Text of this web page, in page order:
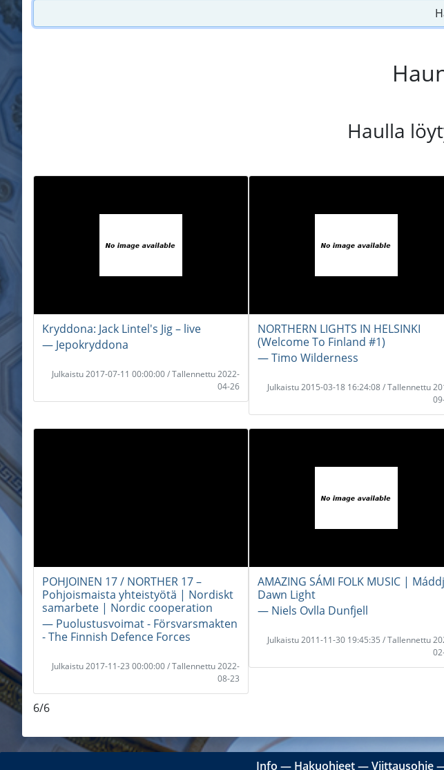
Haulla
Kryddona: Jack Lintel's Jig – live
― Jepokryddona
Julkaistu 2017-07-11 00:00:00 / Tallennettu 2022-
04-26
NORTHERN LIGHTS IN HELSINKI
(Welcome To Finland #1)
― Timo Wilderness
Julkaistu 2015-03-18 16:24:08 / Tallennettu
POHJOINEN 17 / NORTHER 17 –
Pohjoismaista yhteistyötä | Nordiskt
samarbete | Nordic cooperation
― Puolustusvoimat - Försvarsmakten
- The Finnish Defence Forces
Julkaistu 2017-11-23 00:00:00 / Tallennettu 2022-
08-23
AMAZING SÁMI FOLK MUSIC |
Dawn Light
― Niels Ovlla Dunfjell
Julkaistu 2011-11-30 19:45:35 / Tallennettu
6/6
Info ― Hakuohjeet―Viittausohje